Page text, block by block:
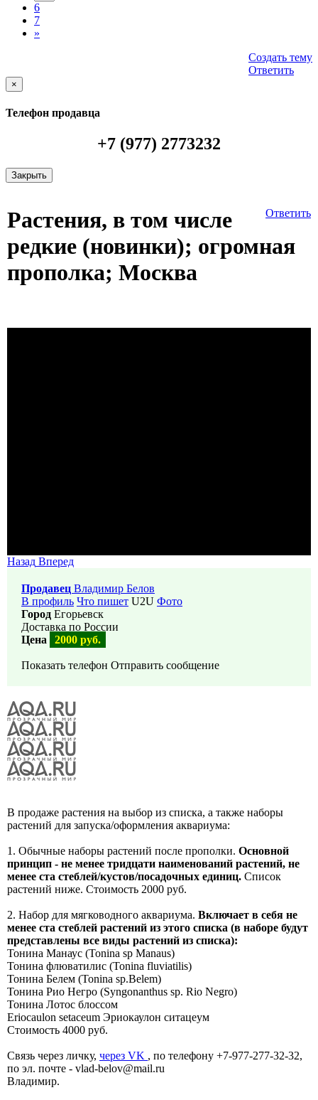
6
7
»
Создать тему
Ответить
×
Телефон продавца
+7 (977) 2773232
Закрыть
Ответить
Растения, в том числе
редкие (новинки); огромная
прополка; Москва
Назад Вперед
Продавец Владимир Белов
В профиль Что пишет U2U Фото
Город Егорьевск
Доставка по России
Цена
2000 руб.
Показать телефон Отправить сообщение
В продаже растения на выбор из списка, а также наборы
растений для запуска/оформления аквариума:
1. Обычные наборы растений после прополки. Основной
принцип - не менее тридцати наименований растений, не
менее ста стеблей/кустов/посадочных единиц. Список
растений ниже. Стоимость 2000 руб.
2. Набор для мягководного аквариума. Включает в себя не
менее ста стеблей растений из этого списка (в наборе будут
представлены все виды растений из списка):
Тонина Манаус (Tonina sp Manaus)
Тонина флюватилис (Tonina fluviatilis)
Тонина Белем (Tonina sp.Belem)
Тонина Рио Негро (Syngonanthus sp. Rio Negro)
Тонина Лотос блоссом
Eriocaulon setaceum Эриокаулон ситацеум
Стоимость 4000 руб.
Связь через личку, через VK , по телефону +7-977-277-32-32,
по эл. почте - vlad-belov@mail.ru
Владимир.